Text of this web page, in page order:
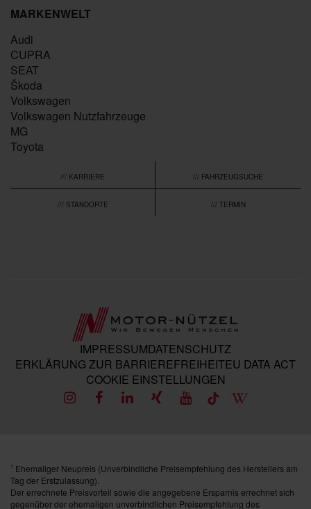
MARKENWELT
Audi
CUPRA
SEAT
Škoda
Volkswagen
Volkswagen Nutzfahrzeuge
MG
Toyota
/// KARRIERE /// FAHRZEUGSUCHE
/// STANDORTE /// TERMIN
IMPRESSUMDATENSCHUTZ
ERKLÄRUNG ZUR BARRIEREFREIHEITEU DATA ACT
COOKIE EINSTELLUNGEN
1 Ehemaliger Neupreis (Unverbindliche Preisempfehlung des Herstellers am
Tag der Erstzulassung).
Der errechnete Preisvorteil sowie die angegebene Ersparnis errechnet sich
gegenüber der ehemaligen unverbindlichen Preisempfehlung des